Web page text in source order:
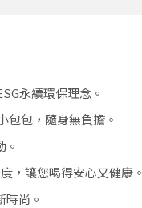
永續環保理念。
包包，隨身無負擔。
，讓您喝得安心又健康。
尚。